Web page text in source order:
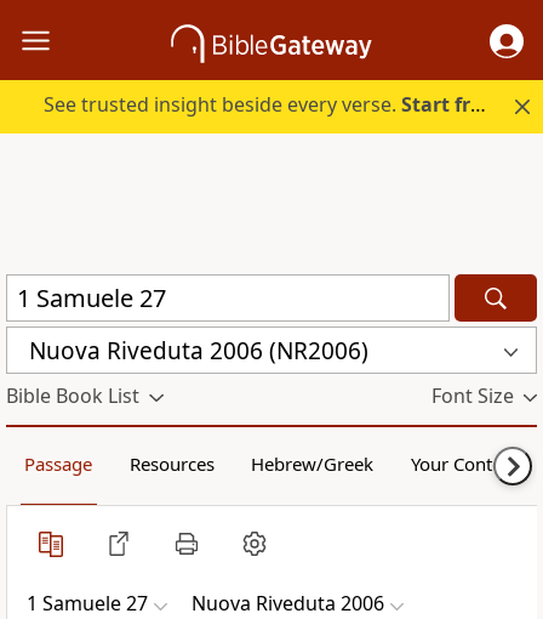
See trusted insight beside every verse.Start free.
Nuova Riveduta 2006 (NR2006)
Bible Book List Font Size
Passage Resources Hebrew/Greek Your Content
1 Samuele 27 Nuova Riveduta 2006